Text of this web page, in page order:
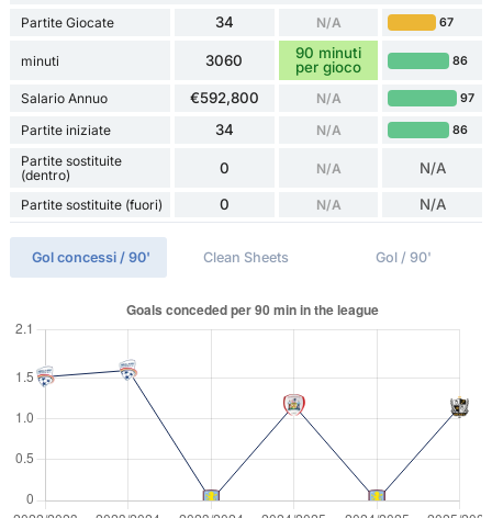
Partite Giocate
34 N/A 67
minuti 3060
90 minuti
per gioco
86
Salario Annuo €592,800 N/A 97
Partite iniziate 34 N/A 86
Partite sostituite
(dentro)
0 N/A N/A
Partite sostituite (fuori) 0 N/A N/A
Gol concessi / 90' Clean Sheets Gol / 90'